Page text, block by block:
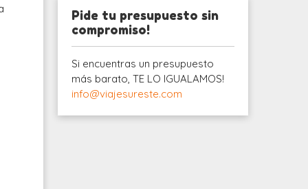
Pide tu presupuesto sin
compromiso!
Si encuentras un presupuesto
más barato, TE LO IGUALAMOS!
info@viajesureste.com